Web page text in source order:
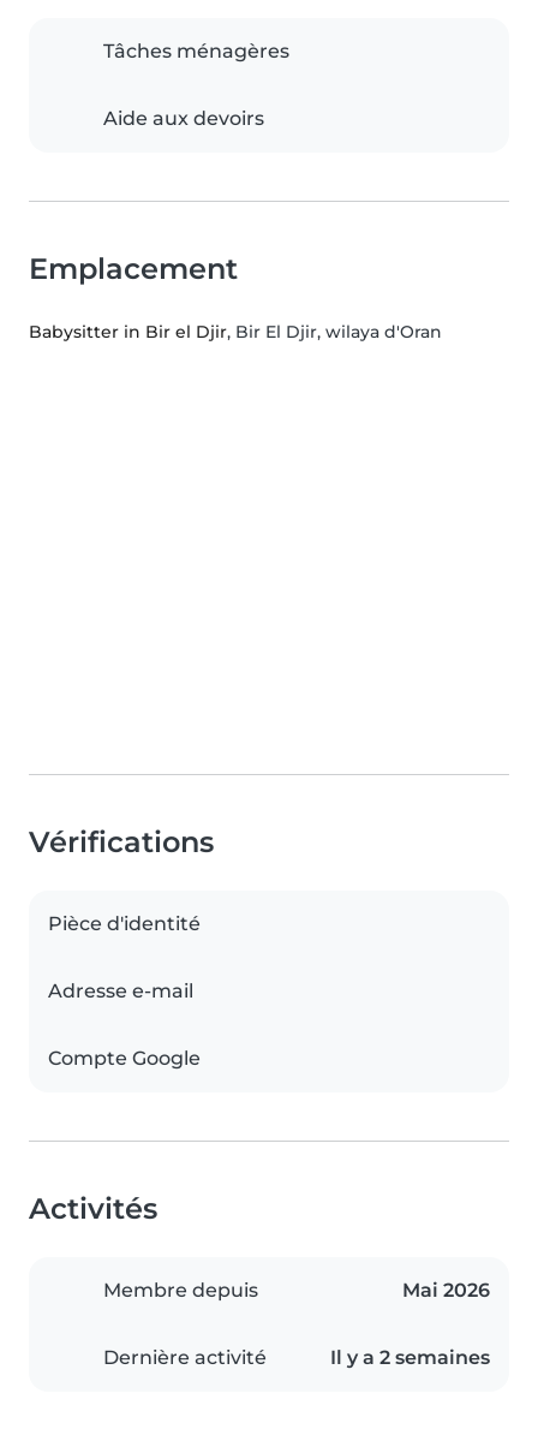
Tâches ménagères
Aide aux devoirs
Emplacement
Babysitter in Bir el Djir, Bir El Djir, wilaya d'Oran
Vérifications
Pièce d'identité
Adresse e-mail
Compte Google
Activités
Membre depuis Mai 2026
Dernière activité Il y a 2 semaines